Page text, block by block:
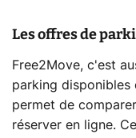
Les offres de
Free2Move, c'est
parking disponibles
permet de
réserver en ligne.